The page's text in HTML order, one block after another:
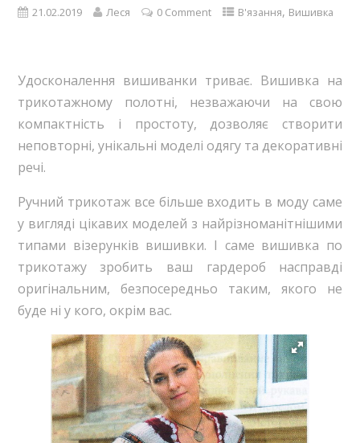
21.02.2019 Леся 0 Comment В'язання, Вишивка
Удосконалення вишиванки триває. Вишивка на
трикотажному полотні, незважаючи на свою
компактність і простоту, дозволяє створити
неповторні, унікальні моделі одягу та декоративні
речі.
Ручний трикотаж все більше входить в моду саме
у вигляді цікавих моделей з найрізноманітнішими
типами візерунків вишивки. І саме вишивка по
трикотажу зробить ваш гардероб насправді
оригінальним, безпосередньо таким, якого не
буде ні у кого, окрім вас.